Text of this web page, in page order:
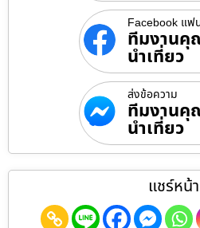
Facebook แฟ
ทีมงานคุ
นำเที่ยว
ส่งข้อความ
ทีมงานคุ
นำเที่ยว
แชร์หน้